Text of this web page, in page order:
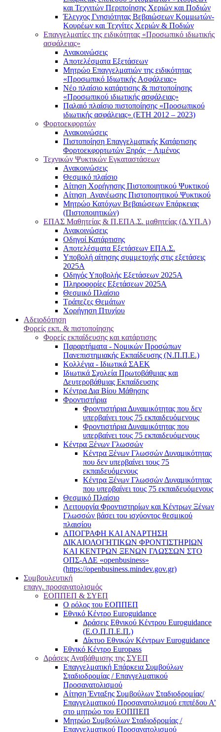
και Τεχνιτών Περιποίησης Χεριών και Ποδιών
Έλεγχος Γνησιότητας Βεβαιώσεων Κομμωτών-
Κουρέων και Τεχνίτες Χεριών & Ποδιών
Επαγγελματίες της ειδικότητας «Προσωπικό ιδιωτικής
ασφάλειας»
Ανακοινώσεις
Αποτελέσματα Εξετάσεων
Μητρώο Επαγγελματιών της ειδικότητας
«Προσωπικό Ιδιωτικής Ασφάλειας»
Νέο πλαίσιο κατάρτισης & πιστοποίησης
«Προσωπικού ιδιωτικής ασφάλειας»
Παλαιό πλαίσιο πιστοποίησης «Προσωπικού
ιδιωτικής ασφάλειας» (ΕΤΗ 2012 – 2023)
Φορτοεκφορτών
Ανακοινώσεις
Πιστοποίηση Επαγγελματικής Κατάρτισης
Φορτοεκφορτωτών Ξηράς − Λιμένος
Τεχνικών Ψυκτικών Εγκαταστάσεων
Ανακοινώσεις
Θεσμικό πλαίσιο
Αίτηση Χορήγησης Πιστοποιητικού Ψυκτικού
Αίτηση Ανανέωσης Πιστοποιητικού Ψυκτικού
Μητρώο Κατόχων Βεβαιώσεων Επάρκειας
(Πιστοποιητικών)
ΕΠΑΣ Μαθητείας & Π.ΕΠΑ.Σ. μαθητείας (Δ.ΥΠ.Α)
Ανακοινώσεις
Oδηγοί Κατάρτισης
Αποτελέσματα Εξετάσεων ΕΠΑ.Σ.
Υποβολή αίτησης συμμετοχής στις εξετάσεις
2025Α
Οδηγός Υποβολής Εξετάσεων 2025A
Πληροφορίες Εξετάσεων 2025Α
Θεσμικό Πλαίσιο
Τράπεζες Θεμάτων
Χορήγηση Πτυχίου
Αδειοδότηση
Φορείς εκπ. & πιστοποίησης
Φορείς εκπαίδευσης και κατάρτισης
Παραρτήματα - Νομικών Προσώπων
Πανεπιστημιακής Εκπαίδευσης (Ν.Π.Π.Ε.)
Κολλέγια - Ιδιωτικά ΣΑΕΚ
Ιδιωτικά Σχολεία Πρωτοβάθμιας και
Δευτεροβάθμιας Εκπαίδευσης
Κέντρα Δια Βίου Μάθησης
Φροντιστήρια
Φροντιστήρια Δυναμικότητας που δεν
υπερβαίνει τους 75 εκπαιδευόμενους
Φροντιστήρια Δυναμικότητας που
υπερβαίνει τους 75 εκπαιδευόμενους
Κέντρα Ξένων Γλωσσών
Kέντρα Ξένων Γλωσσών Δυναμικότητας
που δεν υπερβαίνει τους 75
εκπαιδευόμενους
Kέντρα Ξένων Γλωσσών Δυναμικότητας
που υπερβαίνει τους 75 εκπαιδευόμενους
Θεσμικό Πλαίσιο
Λειτουργία Φροντιστηρίων και Κέντρων Ξένων
Γλωσσών βάσει του ισχύοντος θεσμικού
πλαισίου
ΑΠΟΓΡΑΦΗ ΚΑΙ ΑΝΑΡΤΗΣΗ
ΔΙΚΑΙΟΛΟΓΗΤΙΚΩΝ ΦΡΟΝΤΙΣΤΗΡΙΩΝ
ΚΑΙ ΚΕΝΤΡΩΝ ΞΕΝΩΝ ΓΛΩΣΣΩΝ ΣΤΟ
ΟΠΣ-ΑΔΕ «openbusiness»
(https://openbusiness.mindev.gov.gr)
Συμβουλευτική
επαγγ. προσανατολισμός
ΕΟΠΠΕΠ & ΣΥΕΠ
Ο ρόλος του ΕΟΠΠΕΠ
Εθνικό Κέντρο Euroguidance
Δράσεις Εθνικού Κέντρου Euroguidance
(Ε.Ο.Π.Π.Ε.Π.)
Δίκτυο Εθνικών Κέντρων Euroguidance
Εθνικό Κέντρο Europass
Δράσεις Αναβάθμισης της ΣΥΕΠ
Επαγγελματική Επάρκεια Συμβούλων
Σταδιοδρομίας / Επαγγελματικού
Προσανατολισμού
Αίτηση Ένταξης Συμβούλων Σταδιοδρομίας/
Επαγγελματικού Προσανατολισμού επιπέδου Α’
στο μητρώο του ΕΟΠΠΕΠ
Μητρώο Συμβούλων Σταδιοδρομίας /
Επαγγελματικού Προσανατολισμού